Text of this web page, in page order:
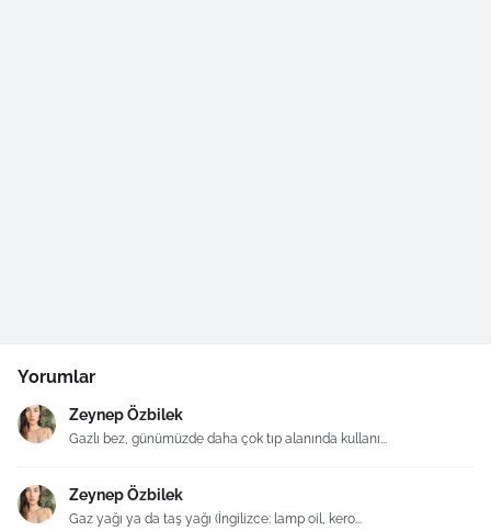
Yorumlar
Zeynep Özbilek
Gazlı bez, günümüzde daha çok tıp alanında kullanı...
Zeynep Özbilek
Gaz yağı ya da taş yağı (İngilizce: lamp oil, kero...